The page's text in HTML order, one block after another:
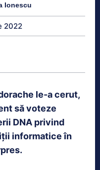
Ionescu
2022
le-a cerut,
să voteze
DNA privind
informatice în